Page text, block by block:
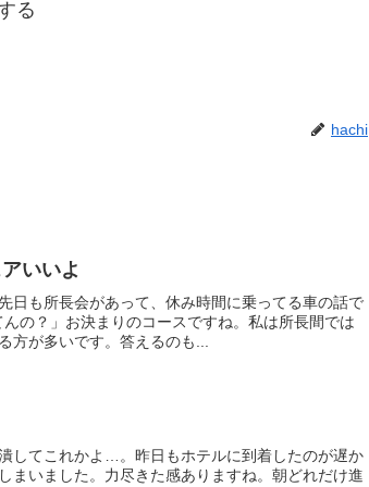
る
hachi
いいよ
日も所長会があって、休み時間に乗ってる車の話で
の？」お決まりのコースですね。私は所長間では
方が多いです。答えるのも...
してこれかよ…。昨日もホテルに到着したのが遅か
まいました。力尽きた感ありますね。朝どれだけ進